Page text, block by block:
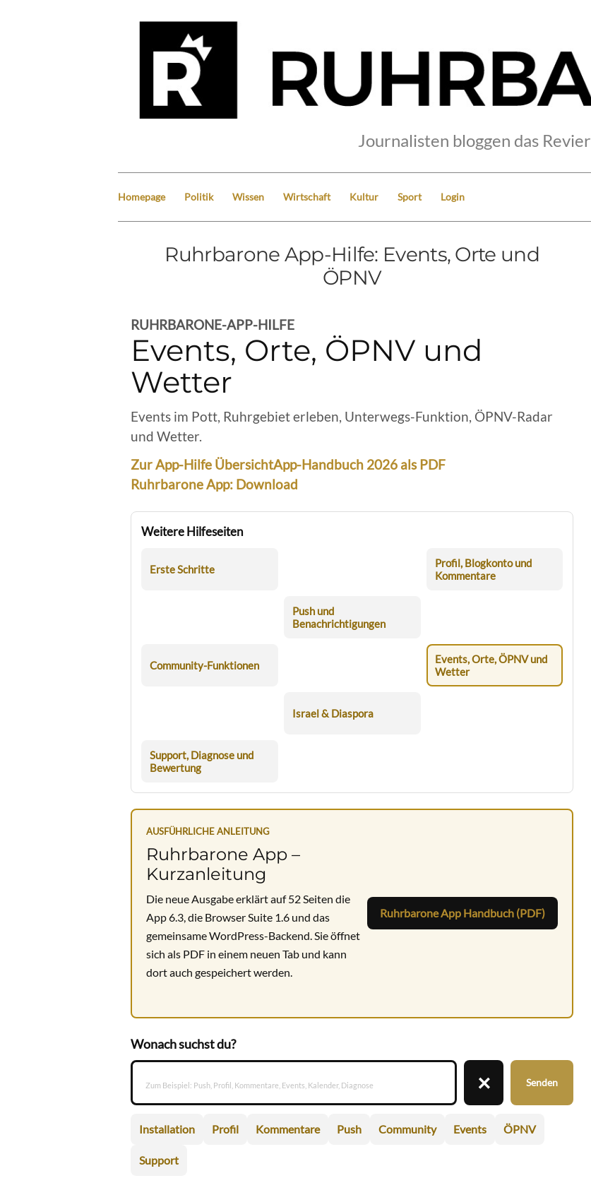
Journalisten bloggen das Revier
Homepage Politik Wissen Wirtschaft Kultur Sport Login
Ruhrbarone App-Hilfe: Events, Orte und
ÖPNV
RUHRBARONE-APP-HILFE
Events, Orte, ÖPNV und
Wetter
Events im Pott, Ruhrgebiet erleben, Unterwegs-Funktion, ÖPNV-Radar
und Wetter.
Zur App-Hilfe ÜbersichtApp-Handbuch 2026 als PDF
Ruhrbarone App: Download
Weitere Hilfeseiten
Erste Schritte
Profil, Blogkonto und
Kommentare
Push und
Benachrichtigungen
Community-Funktionen
Events, Orte, ÖPNV und
Wetter
Israel & Diaspora
Support, Diagnose und
Bewertung
AUSFÜHRLICHE ANLEITUNG
Ruhrbarone App –
Kurzanleitung
Die neue Ausgabe erklärt auf 52 Seiten die
App 6.3, die Browser Suite 1.6 und das
gemeinsame WordPress-Backend. Sie öffnet
sich als PDF in einem neuen Tab und kann
dort auch gespeichert werden.
Ruhrbarone App Handbuch (PDF)
Wonach suchst du?
× Senden
Installation Profil Kommentare Push Community Events ÖPNV
Support